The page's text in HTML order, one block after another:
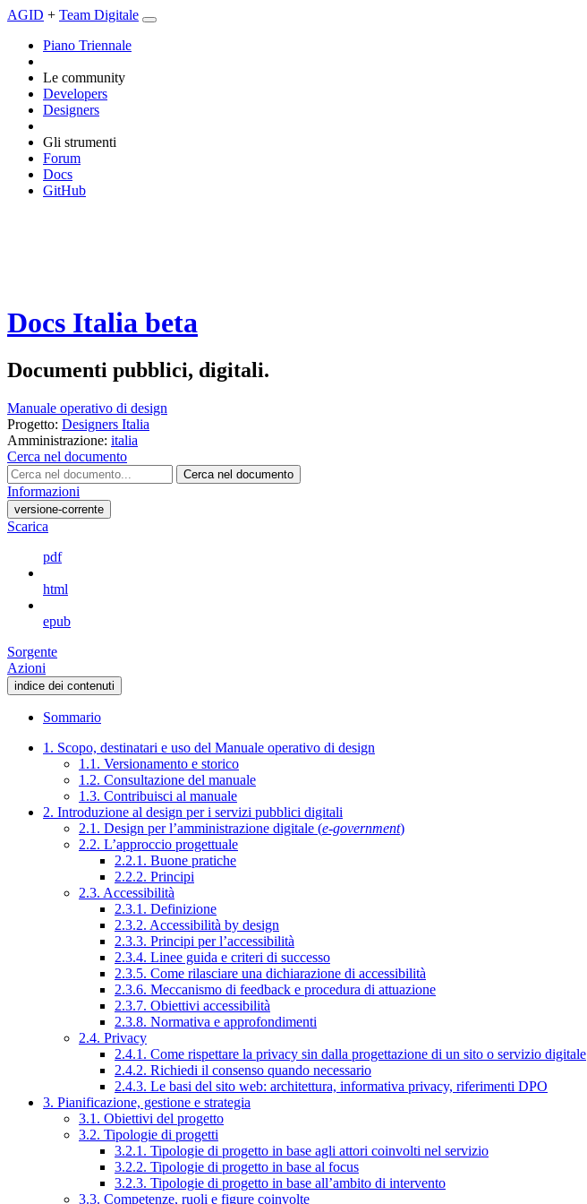
AGID + Team Digitale
Piano Triennale
Le community
Developers
Designers
Gli strumenti
Forum
Docs
GitHub
Docs Italia beta
Documenti pubblici, digitali.
Manuale operativo di design
Progetto: Designers Italia
Amministrazione: italia
Cerca nel documento
Cerca nel documento
Informazioni
versione-corrente
Scarica
pdf
html
epub
Sorgente
Azioni
indice dei contenuti
Sommario
1. Scopo, destinatari e uso del Manuale operativo di design
1.1. Versionamento e storico
1.2. Consultazione del manuale
1.3. Contribuisci al manuale
2. Introduzione al design per i servizi pubblici digitali
2.1. Design per l’amministrazione digitale (e-government)
2.2. L’approccio progettuale
2.2.1. Buone pratiche
2.2.2. Principi
2.3. Accessibilità
2.3.1. Definizione
2.3.2. Accessibilità by design
2.3.3. Principi per l’accessibilità
2.3.4. Linee guida e criteri di successo
2.3.5. Come rilasciare una dichiarazione di accessibilità
2.3.6. Meccanismo di feedback e procedura di attuazione
2.3.7. Obiettivi accessibilità
2.3.8. Normativa e approfondimenti
2.4. Privacy
2.4.1. Come rispettare la privacy sin dalla progettazione di un sito o servizio digitale
2.4.2. Richiedi il consenso quando necessario
2.4.3. Le basi del sito web: architettura, informativa privacy, riferimenti DPO
3. Pianificazione, gestione e strategia
3.1. Obiettivi del progetto
3.2. Tipologie di progetti
3.2.1. Tipologie di progetto in base agli attori coinvolti nel servizio
3.2.2. Tipologie di progetto in base al focus
3.2.3. Tipologie di progetto in base all’ambito di intervento
3.3. Competenze, ruoli e figure coinvolte